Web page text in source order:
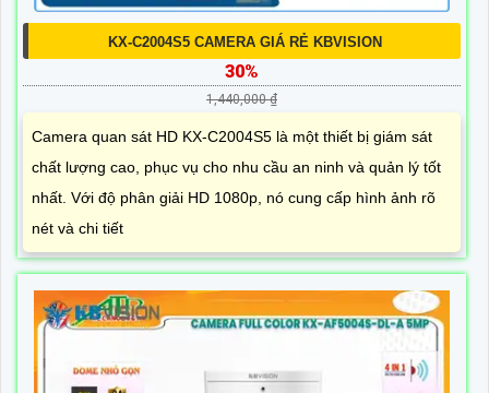
KX-C2004S5 CAMERA GIÁ RẺ KBVISION
30%
1,440,000 ₫
Camera quan sát HD KX-C2004S5 là một thiết bị giám sát
chất lượng cao, phục vụ cho nhu cầu an ninh và quản lý tốt
nhất. Với độ phân giải HD 1080p, nó cung cấp hình ảnh rõ
nét và chi tiết